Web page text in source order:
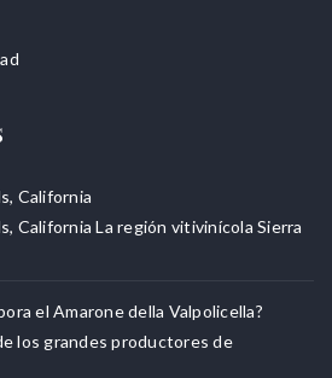
California
California La región vitivinícola Sierra
el Amarone della Valpolicella?
los grandes productores de